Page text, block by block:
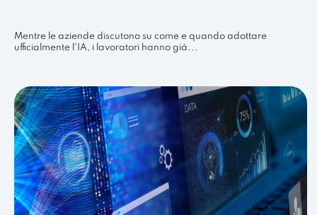
Mentre le aziende discutono su come e quando adottare
ufficialmente l'IA, i lavoratori hanno già...